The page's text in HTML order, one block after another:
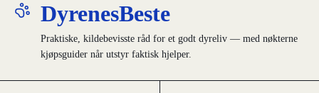
DyrenesBeste
Praktiske, kildebevisste råd for et godt dyreliv — med nøkterne
kjøpsguider når utstyr faktisk hjelper.